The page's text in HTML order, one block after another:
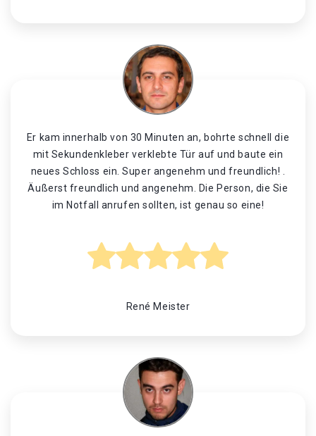
Er kam innerhalb von 30 Minuten an, bohrte schnell die
mit Sekundenkleber verklebte Tür auf und baute ein
neues Schloss ein. Super angenehm und freundlich! .
Äußerst freundlich und angenehm. Die Person, die Sie
im Notfall anrufen sollten, ist genau so eine!
René Meister